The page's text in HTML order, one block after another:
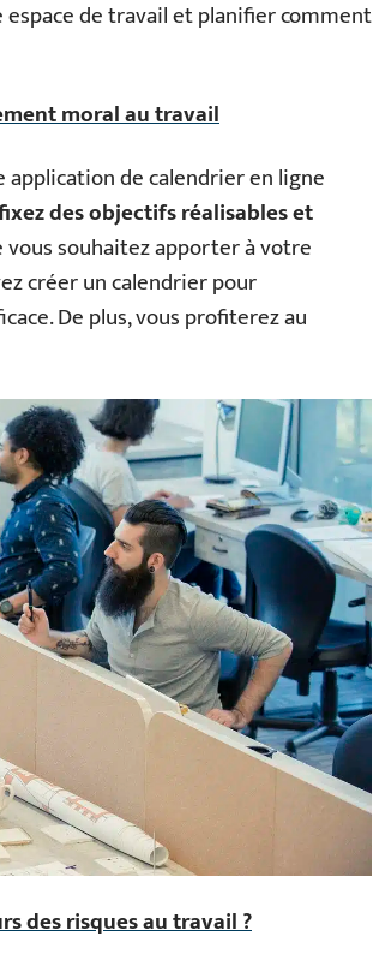
de travail et planifier comment
moral au travail
de calendrier en ligne
des objectifs réalisables et
souhaitez apporter à votre
créer un calendrier pour
De plus, vous profiterez au
des risques au travail ?